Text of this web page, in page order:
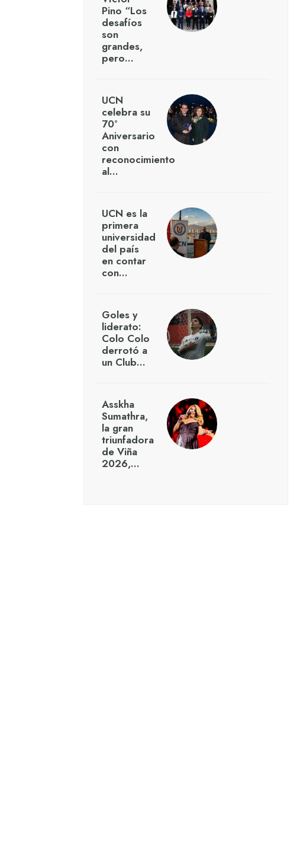
Pino “Los
desafíos
son
grandes,
pero…
UCN
celebra su
70°
Aniversario
con
reconocimiento
al…
UCN es la
primera
universidad
del país
en contar
con…
Goles y
liderato:
Colo Colo
derrotó a
un Club…
Asskha
Sumathra,
la gran
triunfadora
de Viña
2026,…